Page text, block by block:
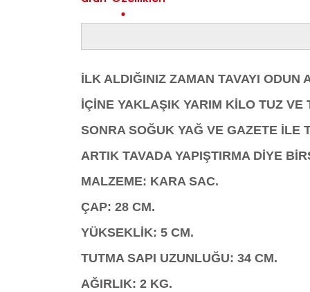
İLK ALDIĞINIZ ZAMAN TAVAYI ODUN
İÇİNE YAKLAŞIK YARIM KİLO TUZ
SONRA SOĞUK YAĞ VE GAZETE İLE
ARTIK TAVADA YAPIŞTIRMA DİYE
MALZEME: KARA SAC.
ÇAP: 28 CM.
YÜKSEKLİK: 5 CM.
TUTMA SAPI UZUNLUĞU: 34 CM.
AĞIRLIK: 2 KG.